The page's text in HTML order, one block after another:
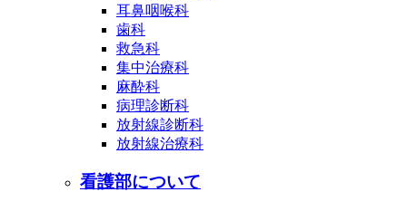
耳鼻咽喉科
歯科
救急科
集中治療科
麻酔科
病理診断科
放射線診断科
放射線治療科
看護部について